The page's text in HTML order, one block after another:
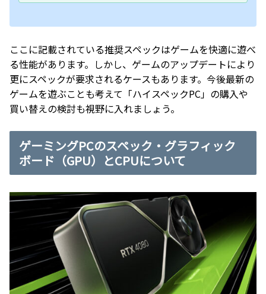
ここに記載されている推奨スペックはゲームを快適に遊べ
る性能があります。しかし、ゲームのアップデートにより
更にスペックが要求されるケースもあります。今後最新の
ゲームを遊ぶことも考えて「ハイスペックPC」の購入や
買い替えの検討も視野に入れましょう。
ゲーミングPCのスペック・グラフィック
ボード（GPU）とCPUについて